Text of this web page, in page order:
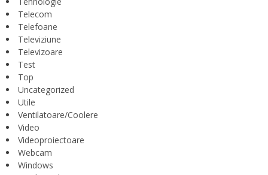
Telecom
Telefoane
Televiziune
Televizoare
Test
Top
Uncategorized
Utile
Ventilatoare/Coolere
Video
Videoproiectoare
Webcam
Windows